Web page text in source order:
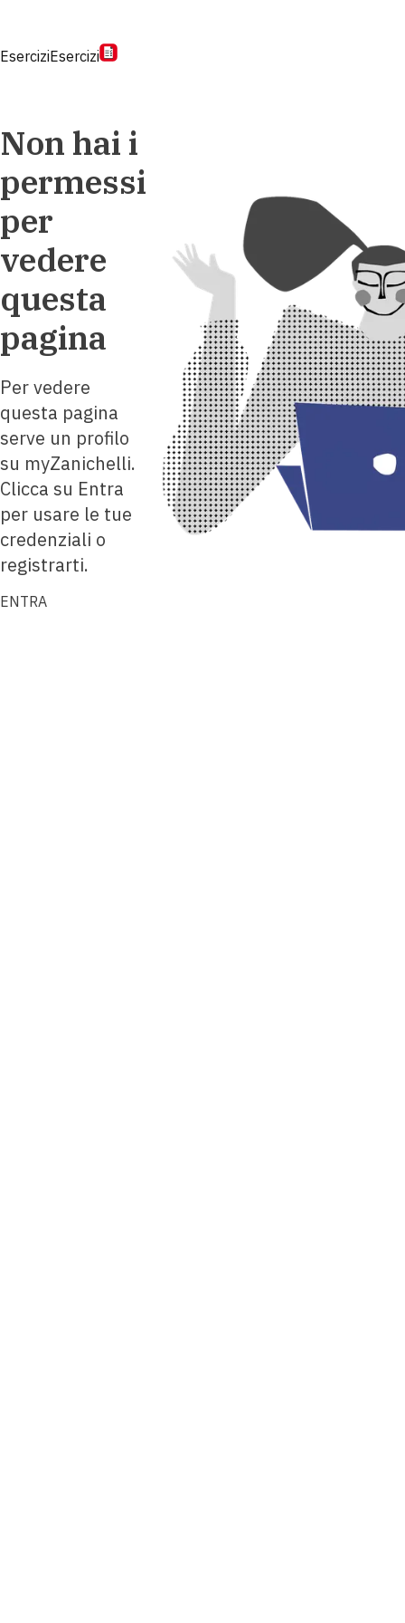
EserciziEsercizi
Non hai i
permessi
per
vedere
questa
pagina
Per vedere
questa pagina
serve un profilo
su myZanichelli.
Clicca su Entra
per usare le tue
credenziali o
registrarti.
ENTRA